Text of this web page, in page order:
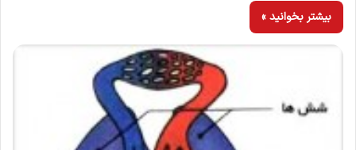
بیشتر بخوانید »